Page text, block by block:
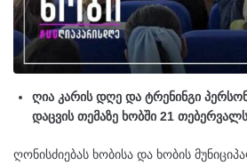
ღია კარის დღე და ტრენინგი
დაცვის თემაზე ხობში 21
ღონისძიებას ხობისა და ხობის